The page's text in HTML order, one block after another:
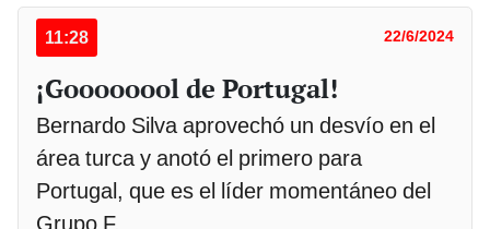
11:28 22/6/2024
¡Goooooool de Portugal!
Bernardo Silva aprovechó un desvío en el
área turca y anotó el primero para
Portugal, que es el líder momentáneo del